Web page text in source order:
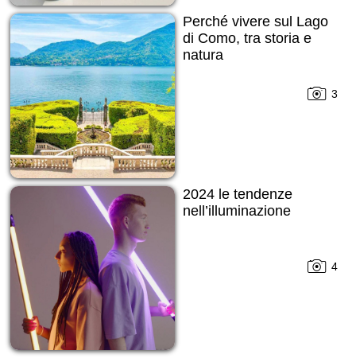
Perché vivere sul Lago
di Como, tra storia e
natura
3
2024 le tendenze
nell’illuminazione
4